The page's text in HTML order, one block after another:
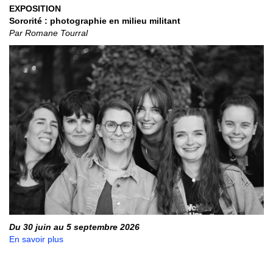
EXPOSITION
Sororité : photographie en milieu militant
Par Romane Tourral
Du 30 juin au 5 septembre 2026
En savoir plus